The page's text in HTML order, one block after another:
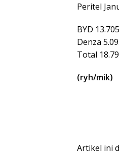
Peritel
BYD
Denza
Total
(ryh/mik)
Artikel ini